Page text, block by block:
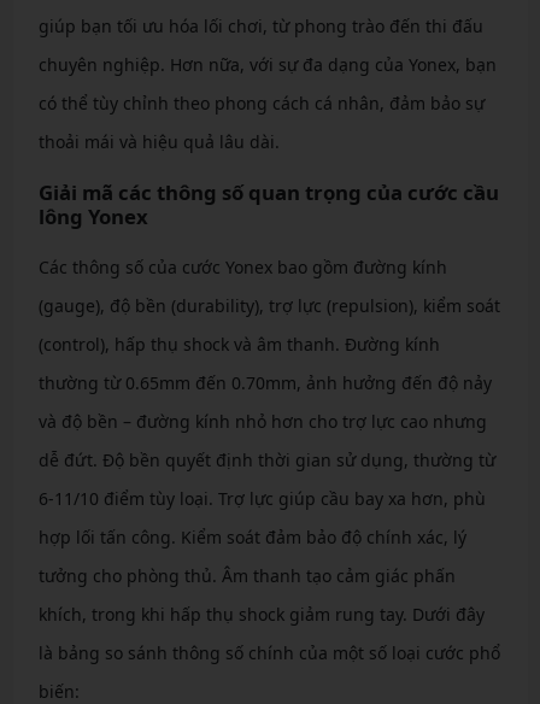
giúp bạn tối ưu hóa lối chơi, từ phong trào đến thi đấu
chuyên nghiệp. Hơn nữa, với sự đa dạng của Yonex, bạn
có thể tùy chỉnh theo phong cách cá nhân, đảm bảo sự
thoải mái và hiệu quả lâu dài.
Giải mã các thông số quan trọng của cước cầu
lông Yonex
Các thông số của cước Yonex bao gồm đường kính
(gauge), độ bền (durability), trợ lực (repulsion), kiểm soát
(control), hấp thụ shock và âm thanh. Đường kính
thường từ 0.65mm đến 0.70mm, ảnh hưởng đến độ nảy
và độ bền – đường kính nhỏ hơn cho trợ lực cao nhưng
dễ đứt. Độ bền quyết định thời gian sử dụng, thường từ
6-11/10 điểm tùy loại. Trợ lực giúp cầu bay xa hơn, phù
hợp lối tấn công. Kiểm soát đảm bảo độ chính xác, lý
tưởng cho phòng thủ. Âm thanh tạo cảm giác phấn
khích, trong khi hấp thụ shock giảm rung tay. Dưới đây
là bảng so sánh thông số chính của một số loại cước phổ
biến: